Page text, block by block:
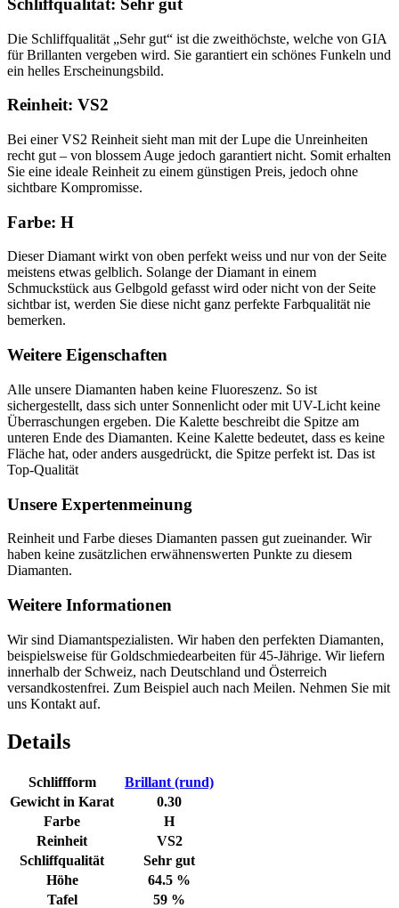
Schliffqualität: Sehr gut
Die Schliffqualität „Sehr gut“ ist die zweithöchste, welche von GIA
für Brillanten vergeben wird. Sie garantiert ein schönes Funkeln und
ein helles Erscheinungsbild.
Reinheit: VS2
Bei einer VS2 Reinheit sieht man mit der Lupe die Unreinheiten
recht gut – von blossem Auge jedoch garantiert nicht. Somit erhalten
Sie eine ideale Reinheit zu einem günstigen Preis, jedoch ohne
sichtbare Kompromisse.
Farbe: H
Dieser Diamant wirkt von oben perfekt weiss und nur von der Seite
meistens etwas gelblich. Solange der Diamant in einem
Schmuckstück aus Gelbgold gefasst wird oder nicht von der Seite
sichtbar ist, werden Sie diese nicht ganz perfekte Farbqualität nie
bemerken.
Weitere Eigenschaften
Alle unsere Diamanten haben keine Fluoreszenz. So ist
sichergestellt, dass sich unter Sonnenlicht oder mit UV-Licht keine
Überraschungen ergeben. Die Kalette beschreibt die Spitze am
unteren Ende des Diamanten. Keine Kalette bedeutet, dass es keine
Fläche hat, oder anders ausgedrückt, die Spitze perfekt ist. Das ist
Top-Qualität
Unsere Expertenmeinung
Reinheit und Farbe dieses Diamanten passen gut zueinander. Wir
haben keine zusätzlichen erwähnenswerten Punkte zu diesem
Diamanten.
Weitere Informationen
Wir sind Diamantspezialisten. Wir haben den perfekten Diamanten,
beispielsweise für Goldschmiedearbeiten für 45-Jährige. Wir liefern
innerhalb der Schweiz, nach Deutschland und Österreich
versandkostenfrei. Zum Beispiel auch nach Meilen. Nehmen Sie mit
uns Kontakt auf.
Details
Schliffform
Brillant (rund)
Gewicht in Karat
0.30
Farbe
H
Reinheit
VS2
Schliffqualität
Sehr gut
Höhe
64.5 %
Tafel
59 %